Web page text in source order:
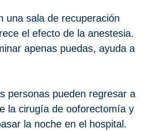
una sala de recuperación
el efecto de la anestesia.
apenas puedas, ayuda a
personas pueden regresar a
la cirugía de ooforectomía y
la noche en el hospital.